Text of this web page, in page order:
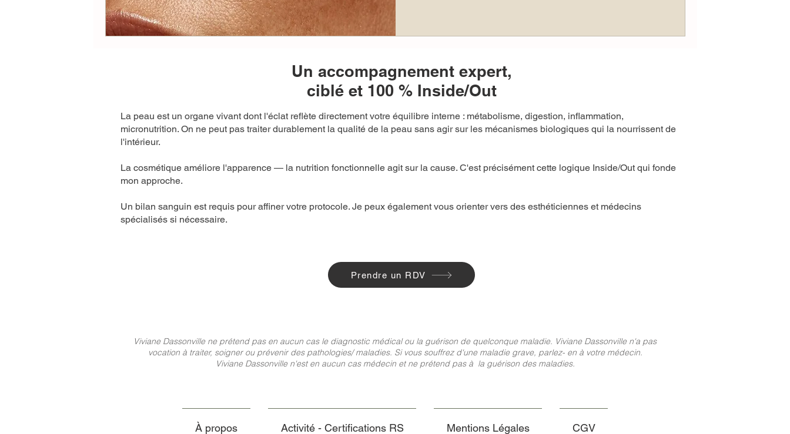
Un accompagnement expert,
ciblé et 100 % Inside/Out
La peau est un organe vivant dont l'éclat reflète directement votre équilibre interne : métabolisme, digestion, inflammation,
micronutrition. On ne peut pas traiter durablement la qualité de la peau sans agir sur les mécanismes biologiques qui la nourrissent de
l'intérieur.
La cosmétique améliore l'apparence — la nutrition fonctionnelle agit sur la cause. C'est précisément cette logique Inside/Out qui fonde
mon approche.
Un bilan sanguin est requis pour affiner votre protocole. Je peux également vous orienter vers des esthéticiennes et médecins
spécialisés si nécessaire.
Prendre un RDV
Viviane Dassonville ne prétend pas en aucun cas le diagnostic médical ou la guérison de quelconque maladie. Viviane Dassonville n'a pas
vocation à traiter, soigner ou prévenir des pathologies/ maladies. Si vous souffrez d'une maladie grave, parlez- en à votre médecin.
Viviane Dassonville n'est en aucun cas médecin et ne prétend pas à la guérison des maladies.
À propos Activité - Certifications RS Mentions Légales CGV